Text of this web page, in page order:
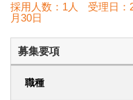
採用人数：1人 受理日：
月30日
募集要項
職種